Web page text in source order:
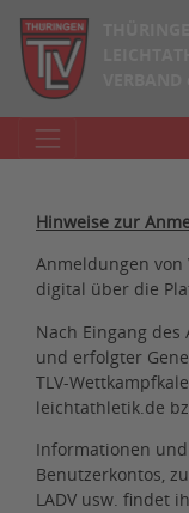
Hinweise zur
Anmeldungen
digital über die
Nach Eingang des
und erfolgter
TLV-
leichtathletik.de
Informationen
Benutzerkontos,
LADV usw. findet